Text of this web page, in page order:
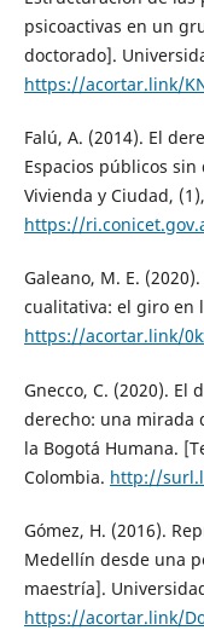
psicoactivas en un
doctorado].
https://acortar.link/
Falú, A. (2014). El
Espacios públicos
Vivienda y Ciudad,
https://
Galeano, M. E.
cualitativa: el giro en
https://acortar.link/
Gnecco, C. (2020). El
derecho: una mirada
la Bogotá Humana.
Colombia. http://
Gómez, H. (2016).
Medellín desde una
maestría].
https://acortar.link/